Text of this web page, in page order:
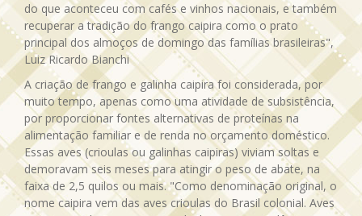
do que aconteceu com cafés e vinhos nacionais, e também
recuperar a tradição do frango caipira como o prato
principal dos almoços de domingo das famílias brasileiras",
Luiz Ricardo Bianchi
A criação de frango e galinha caipira foi considerada, por
muito tempo, apenas como uma atividade de subsistência,
por proporcionar fontes alternativas de proteínas na
alimentação familiar e de renda no orçamento doméstico.
Essas aves (crioulas ou galinhas caipiras) viviam soltas e
demoravam seis meses para atingir o peso de abate, na
faixa de 2,5 quilos ou mais. "Como denominação original, o
nome caipira vem das aves crioulas do Brasil colonial. Aves